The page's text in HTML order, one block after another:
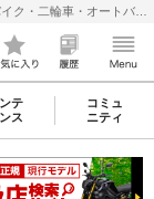
テ
ス
コミュ
ニティ